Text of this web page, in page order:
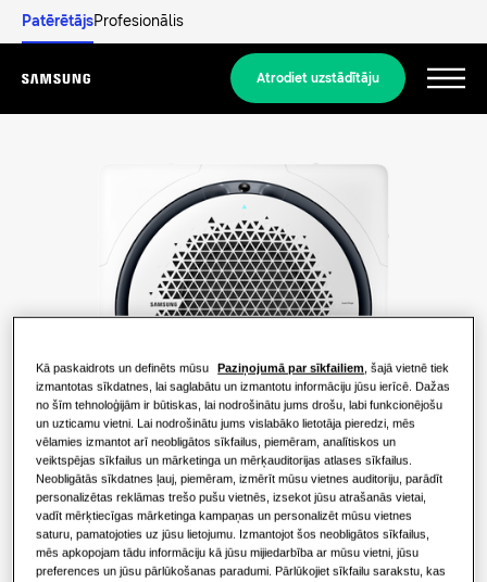
PatērētājsProfesionālis
Menu
Atrodiet uzstādītāju
DZĪVOJAMO ĒKU RISINĀJUMI
Kas ir siltumsūknis un kā tas darbojas?
Siltumsūkņa priekšrocības
Kas ir gaisa kondicionētājs un kā tas
darbojas?
KOMERCIĀLIE RISINĀJUMI
Viesnīcām
Mūsu risinājumi
Gaisa kondicionēšanas risinājumi
Siltumsūkņa risinājumi
RISINĀJUMI KOMERCIĀLAJĀM ĒKĀM
Gaisa kondicionēšanas risinājumi
Produkti
Hero produkti
Par Samsung
JAUDA: 4.5KW
Kā paskaidrots un definēts mūsu Paziņojumā par sīkfailiem, šajā vietnē tiek
izmantotas sīkdatnes, lai saglabātu un izmantotu informāciju jūsu ierīcē. Dažas
no šīm tehnoloģijām ir būtiskas, lai nodrošinātu jums drošu, labi funkcionējošu
un uzticamu vietni. Lai nodrošinātu jums vislabāko lietotāja pieredzi, mēs
vēlamies izmantot arī neobligātos sīkfailus, piemēram, analītiskos un
veiktspējas sīkfailus un mārketinga un mērķauditorijas atlases sīkfailus.
Neobligātās sīkdatnes ļauj, piemēram, izmērīt mūsu vietnes auditoriju, parādīt
personalizētas reklāmas trešo pušu vietnēs, izsekot jūsu atrašanās vietai,
vadīt mērķtiecīgas mārketinga kampaņas un personalizēt mūsu vietnes
saturu, pamatojoties uz jūsu lietojumu. Izmantojot šos neobligātos sīkfailus,
mēs apkopojam tādu informāciju kā jūsu mijiedarbība ar mūsu vietni, jūsu
preferences un jūsu pārlūkošanas paradumi. Pārlūkojiet sīkfailu sarakstu, kas